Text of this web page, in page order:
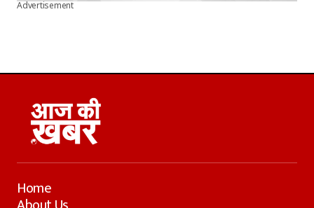
Advertisement
Home